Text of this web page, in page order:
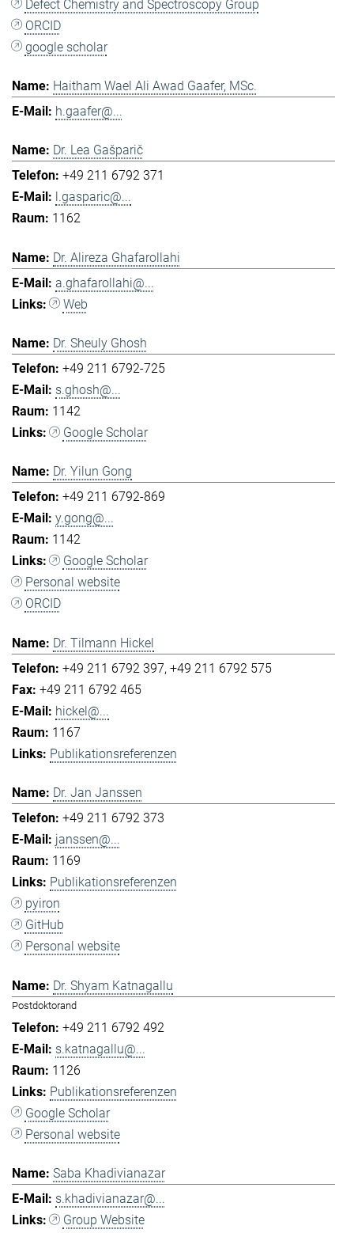
Defect Chemistry and Spectroscopy Group
ORCID
google scholar
Haitham Wael Ali Awad Gaafer, MSc.
h.gaafer@...
Dr. Lea Gašparič
+49 211 6792 371
l.gasparic@...
1162
Dr. Alireza Ghafarollahi
a.ghafarollahi@...
Web
Dr. Sheuly Ghosh
+49 211 6792-725
s.ghosh@...
1142
Google Scholar
Dr. Yilun Gong
+49 211 6792-869
y.gong@...
1142
Google Scholar
Personal website
ORCID
Dr. Tilmann Hickel
+49 211 6792 397 +49 211 6792 575
+49 211 6792 465
hickel@...
1167
Publikationsreferenzen
Dr. Jan Janssen
+49 211 6792 373
janssen@...
1169
Publikationsreferenzen
pyiron
GitHub
Personal website
Dr. Shyam Katnagallu
Postdoktorand
+49 211 6792 492
s.katnagallu@...
1126
Publikationsreferenzen
Google Scholar
Personal website
Saba Khadivianazar
s.khadivianazar@...
Group Website